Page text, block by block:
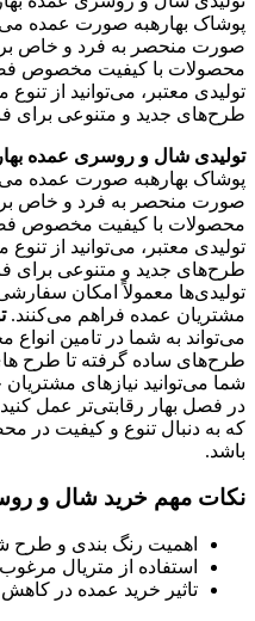
پوشاک بهارهبه صورت عمده
صورت منحصر به فرد و خاص بر
محصولات با کیفیت مخصوص
تولیدی معتبر، می‌توانید از
طرح‌های جدید و متنوعی برای
تولیدی شال و روسری عمده
پوشاک بهارهبه صورت عمده
صورت منحصر به فرد و خاص بر
محصولات با کیفیت مخصوص
تولیدی معتبر، می‌توانید از
طرح‌های جدید و متنوعی برای
تولیدی‌ها معمولاً امکان
مشتریان عمده فراهم می‌کنند.
می‌تواند به شما در تامین
طرح‌های ساده گرفته تا طرح
شما می‌توانید نیازهای
در فصل بهار رقابتی‌تر عمل
که به دنبال تنوع و کیفیت در
باشد.
نکات مهم خرید شال و
اهمیت رنگ‌ بندی و طرح
استفاده از متریال مرغوب
تاثیر خرید عمده در